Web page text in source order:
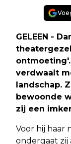
GELEEN -
verdwaalt
landschap.
bewoonde
zij een
Voor hij haar
ondergaat zij